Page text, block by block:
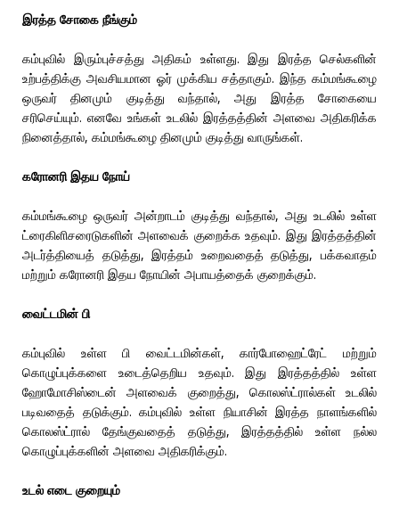
இரத்த சோகை நீங்கும்
கம்புவில் இரும்புச்சத்து அதிகம் உள்ளது. இது இரத்த செல்களின்
உற்பத்திக்கு அவசியமான ஓர் முக்கிய சத்தாகும். இந்த கம்மங்கூழை
ஒருவர் தினமும் குடித்து வந்தால், அது இரத்த சோகையை
சரிசெய்யும். எனவே உங்கள் உடலில் இரத்தத்தின் அளவை அதிகரிக்க
நினைத்தால், கம்மங்கூழை தினமும் குடித்து வாருங்கள்.
கரோனரி இதய நோய்
கம்மங்கூழை ஒருவர் அன்றாடம் குடித்து வந்தால், அது உடலில் உள்ள
ட்ரைகிளிசரைடுகளின் அளவைக் குறைக்க உதவும். இது இரத்தத்தின்
அடர்த்தியைத் தடுத்து, இரத்தம் உறைவதைத் தடுத்து, பக்கவாதம்
மற்றும் கரோனரி இதய நோயின் அபாயத்தைக் குறைக்கும்.
வைட்டமின் பி
கம்புவில் உள்ள பி வைட்டமின்கள், கார்போஹைட்ரேட் மற்றும்
கொழுப்புக்களை உடைத்தெறிய உதவும். இது இரத்தத்தில் உள்ள
ஹோமோசிஸ்டைன் அளவைக் குறைத்து, கொலஸ்ட்ரால்கள் உடலில்
படிவதைத் தடுக்கும். கம்புவில் உள்ள நியாசின் இரத்த நாளங்களில்
கொலஸ்ட்ரால் தேங்குவதைத் தடுத்து, இரத்தத்தில் உள்ள நல்ல
கொழுப்புக்களின் அளவை அதிகரிக்கும்.
உடல் எடை குறையும்